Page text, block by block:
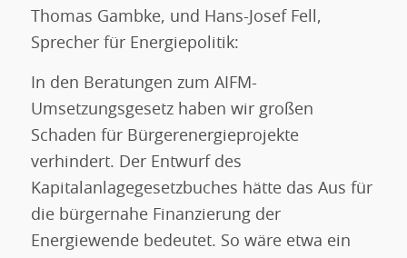
Thomas Gambke, und Hans-Josef Fell,
Sprecher für Energiepolitik:
In den Beratungen zum AIFM-
Umsetzungsgesetz haben wir großen
Schaden für Bürgerenergieprojekte
verhindert. Der Entwurf des
Kapitalanlagegesetzbuches hätte das Aus für
die bürgernahe Finanzierung der
Energiewende bedeutet. So wäre etwa ein